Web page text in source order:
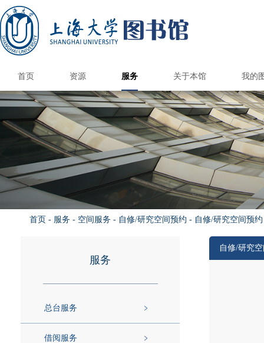
首页 资源
电子资源 数据库导航
CARSI访问数据库
电子期刊导航
上大学术资源地图
电子图书
多媒体资源
校外访问
版权公告
纸本资源 书刊捐赠
新书通告
馆藏报刊目录
国内外图书馆 985高校馆
211高校馆
港澳台高校馆
国外高校馆
国内外公共馆
服务
总台服务 学位论文提交系统
借阅服务 读者指南
开通与使用
借还书
续借
图书预约/委托取书
遗失损坏与赔偿
读者服务总览
阅览室规则
馆际互借/文献传递 馆际互借和文献传
版权声明
补贴政策&收费
联系方式
情报服务 科技查新
查收查引
定题服务
情报分析
核心期刊
读者培训 新生入馆教育
讲座培训
文献检索课程
参观接待
空间服务 自修/研究空间预约
钱伟长馆空间预约
文荟馆空间预约
自助服务 自助借还书
借阅电子书刊
自助选座
书刊荐购
电子资源荐购
关于本馆
本馆概况 校本部
钱伟长
文荟图
联合图
开放时间 校本部
钱伟长
文荟图
联合图
机构组织 图书馆
部门
规章制度 读者
借阅
图书馆
研究与交流 图书馆
图书馆
图书馆
图书馆研究生 研究生
研究
研究
品牌服务 新生
读书
毕业
优质服
馆员天地 图书馆
学术
核心
馆内信
联系我们 联系图
联系专
我的
首页 - 服务 - 空间服务 - 自修/研究空间预约 - 自修/研究空间预约
服务
总台服务
借阅服务
自修/研究